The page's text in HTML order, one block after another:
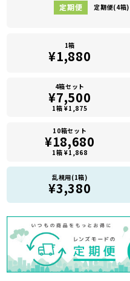
定期便(4箱)
1箱
¥1,880
4箱セット
¥7,500
1箱 ¥1,875
10箱セット
¥18,680
1箱 ¥1,868
乱視用(1箱)
¥3,380